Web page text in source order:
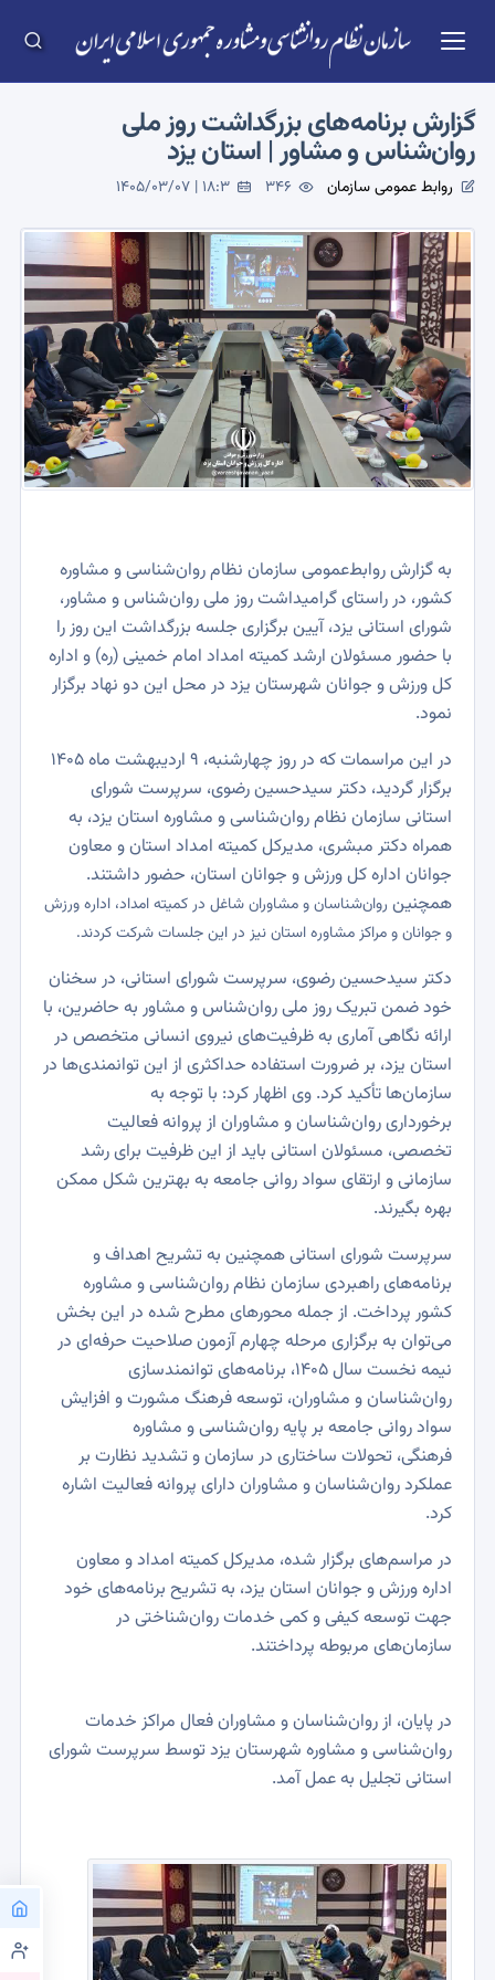
گزارش برنامه‌های بزرگداشت روز ملی
روان‌شناس و مشاور | استان یزد
روابط عمومی سازمان 346
1405/03/07 | 18:3
به گزارش روابط‌عمومی سازمان نظام روان‌شناسی و مشاوره
کشور، در راستای گرامیداشت روز ملی روان‌شناس و مشاور،
شورای استانی یزد، آیین برگزاری جلسه بزرگداشت این روز را
با حضور مسئولان ارشد کمیته امداد امام خمینی (ره) و اداره
کل ورزش و جوانان شهرستان یزد در محل این دو نهاد‌ برگزار
نمود.
در این مراسمات که در روز چهارشنبه، ۹ اردیبهشت ماه ۱۴۰۵
برگزار گردید، دکتر سیدحسین رضوی، سرپرست شورای
استانی سازمان نظام روان‌شناسی و مشاوره استان یزد، به
همراه دکتر مبشری، مدیرکل کمیته امداد استان و معاون
جوانان اداره کل ورزش و جوانان استان، حضور داشتند.
همچنین روان‌شناسانومشاوران شاغل در کمیته امداد، اداره ورزش
و جوانان و مراکز مشاوره استان نیز در این جلسات شرکت کردند.
دکتر سیدحسین رضوی، سرپرست شورای استانی، در سخنان
خود ضمن تبریک روز ملی روان‌شناس و مشاور به حاضرین، با
ارائه نگاهی آماری به ظرفیت‌های نیروی انسانی متخصص در
استان یزد، بر ضرورت استفاده حداکثری از این توانمندی‌ها در
سازمان‌ها تأکید کرد. وی اظهار کرد: با توجه به
برخورداری روان‌شناسان و مشاوران از پروانه فعالیت
تخصصی، مسئولان استانی باید از این ظرفیت برای رشد
سازمانی و ارتقای سواد روانی جامعه به بهترین شکل ممکن
بهره بگیرند.
سرپرست شورای استانی همچنین به تشریح اهداف و
برنامه‌های راهبردی سازمان نظام روان‌شناسی و مشاوره
کشور پرداخت. از جمله محورهای مطرح شده در این بخش
می‌توان به برگزاری مرحله چهارم آزمون صلاحیت حرفه‌ای در
نیمه نخست سال ۱۴۰۵، برنامه‌های توانمندسازی
روان‌شناسان و مشاوران، توسعه فرهنگ مشورت و افزایش
سواد روانی جامعه بر پایه روان‌شناسی و مشاوره
فرهنگی، تحولات ساختاری در سازمان و تشدید نظارت بر
عملکرد روان‌شناسان و مشاوران دارای پروانه فعالیت اشاره
کرد.
در مراسم‌های برگزار شده، مدیرکل کمیته امداد و معاون
اداره ورزش و جوانان استان یزد، به تشریح برنامه‌های خود
جهت توسعه کیفی و کمی خدمات روان‌شناختی در
سازمان‌های مربوطه پرداختند.
در پایان، از روان‌شناسان و مشاوران فعال مراکز خدمات
روان‌شناسی و مشاوره شهرستان یزد توسط سرپرست شورای
استانی تجلیل به عمل آمد.